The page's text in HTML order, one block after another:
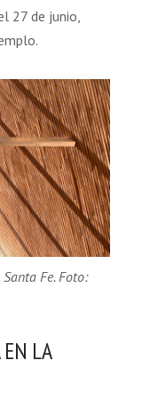
27 de junio,
Fe. Foto:
LA